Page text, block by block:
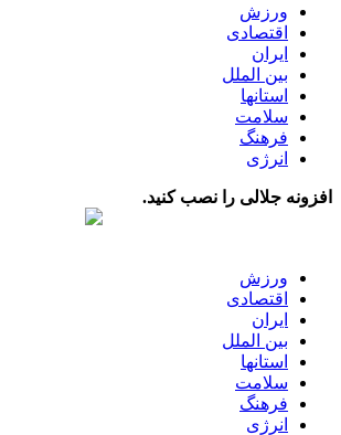
ورزش
اقتصادی
ایران
بین الملل
استانها
سلامت
فرهنگ
انرژی
افزونه جلالی را نصب کنید.
ورزش
اقتصادی
ایران
بین الملل
استانها
سلامت
فرهنگ
انرژی